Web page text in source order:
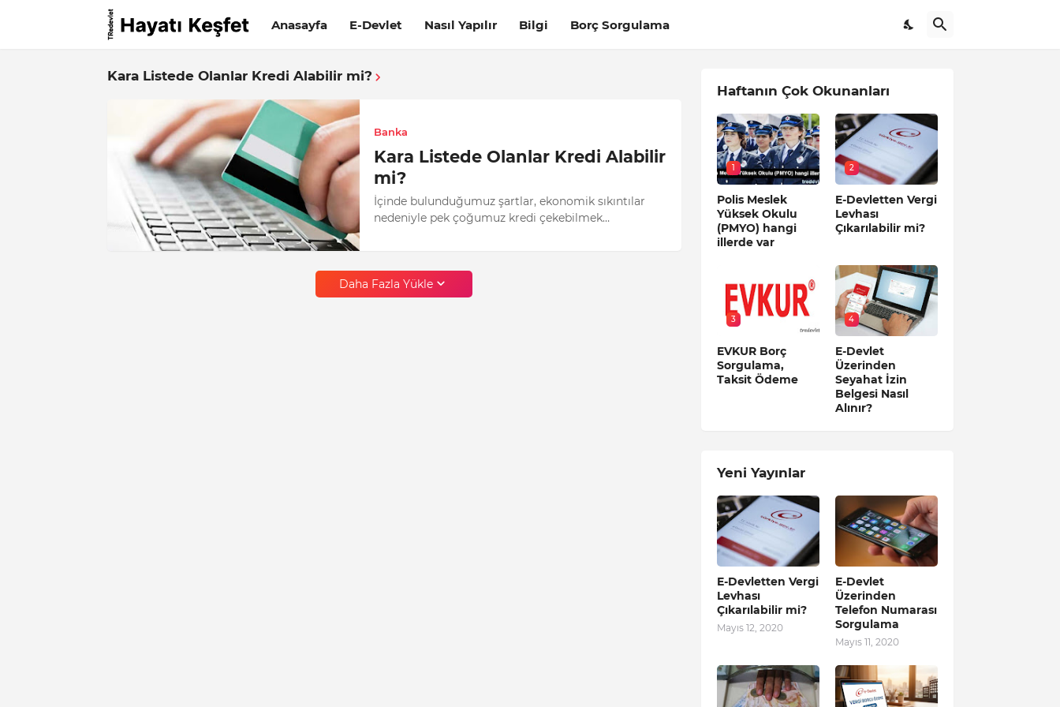
Anasayfa E-Devlet Nasıl Yapılır Bilgi Borç Sorgulama
Kara Listede Olanlar Kredi Alabilir mi?
Banka
Kara Listede Olanlar Kredi Alabilir
mi?
İçinde bulunduğumuz şartlar, ekonomik sıkıntılar
nedeniyle pek çoğumuz kredi çekebilmek…
Daha Fazla Yükle
Haftanın Çok Okunanları
1
Polis Meslek
Yüksek Okulu
(PMYO) hangi
illerde var
2
E-Devletten Vergi
Levhası
Çıkarılabilir mi?
3
EVKUR Borç
Sorgulama,
Taksit Ödeme
4
E-Devlet
Üzerinden
Seyahat İzin
Belgesi Nasıl
Alınır?
Yeni Yayınlar
E-Devletten Vergi
Levhası
Çıkarılabilir mi?
Mayıs 12, 2020
E-Devlet
Üzerinden
Telefon Numarası
Sorgulama
Mayıs 11, 2020